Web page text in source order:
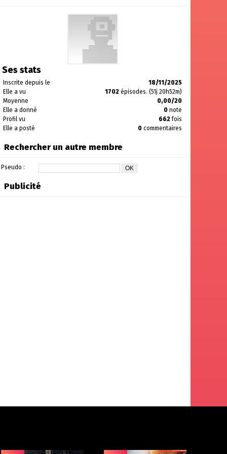
Ses stats
Inscrite depuis le
18/11/2025
Elle a vu
1702 épisodes. (51j 20h52m)
Moyenne
0,00/20
Elle a donné
0 note
Profil vu
662fois
Elle a posté
0 commentaires
Rechercher un autre membre
Pseudo :
Publicité